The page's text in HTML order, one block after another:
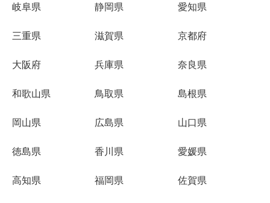
岐阜県 静岡県 愛知県
三重県 滋賀県 京都府
大阪府 兵庫県 奈良県
和歌山県 鳥取県 島根県
岡山県 広島県 山口県
徳島県 香川県 愛媛県
高知県 福岡県 佐賀県